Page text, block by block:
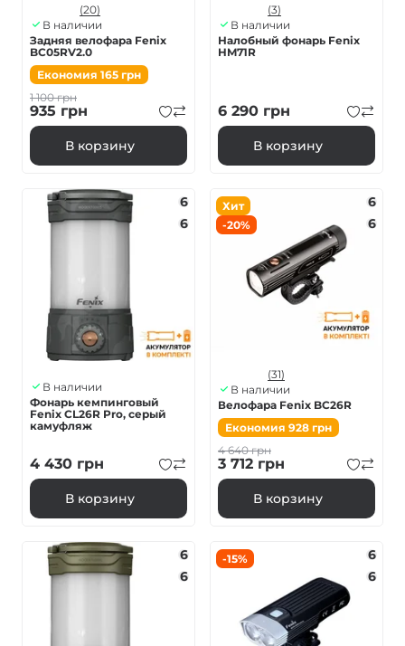
(20)
В наличии
Задняя велофара Fenix
BC05RV2.0
Економия 165 грн
1 100грн
935 грн
В корзину
(3)
В наличии
Налобный фонарь Fenix
HM71R
6 290 грн
В корзину
6
6
В наличии
Фонарь кемпинговый
Fenix ​​CL26R Pro, серый
камуфляж
4 430 грн
В корзину
Хит
-20%
6
6
(31)
В наличии
Велофара Fenix BC26R
Економия 928 грн
4 640грн
3 712 грн
В корзину
6
6
-15%
6
6